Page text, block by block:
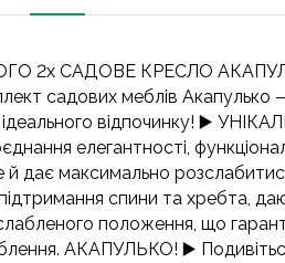
2x САДОВЕ КРЕСЛО
садових меблів
відпочинку! ▶️
елегантності,
й дає максимально
спини та хребта,
положення, що
АКАПУЛЬКО! ▶️